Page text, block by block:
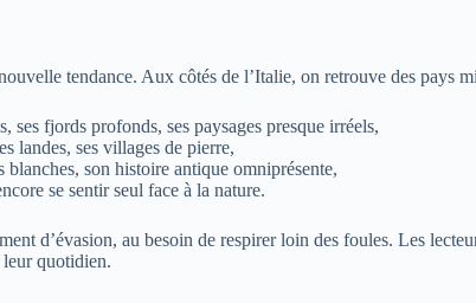
tendance. Aux côtés de l’Italie, on retrouve des pays
fjords profonds, ses paysages presque irréels,
landes, ses villages de pierre,
blanches, son histoire antique omniprésente,
se sentir seul face à la nature.
d’évasion, au besoin de respirer loin des foules. Les
leur quotidien.